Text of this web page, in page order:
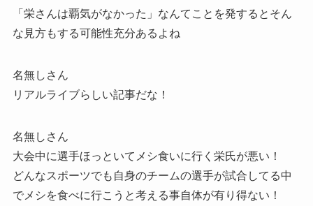
「栄さんは覇気がなかった」なんてことを発するとそん
な見方もする可能性充分あるよね
名無しさん
リアルライブらしい記事だな！
名無しさん
大会中に選手ほっといてメシ食いに行く栄氏が悪い！
どんなスポーツでも自身のチームの選手が試合してる中
でメシを食べに行こうと考える事自体が有り得ない！